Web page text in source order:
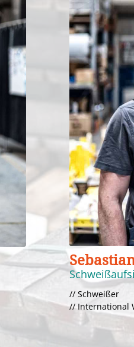
// Schweißer
// International